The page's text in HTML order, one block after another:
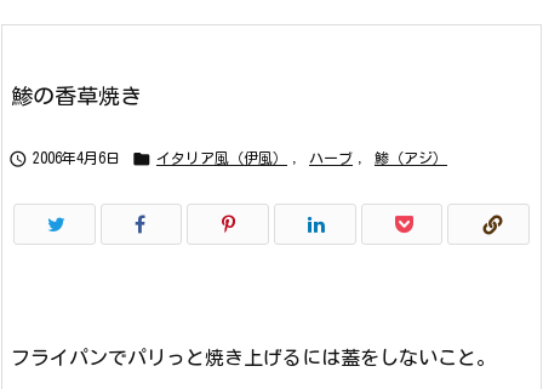
鯵の香草焼き
 2006年4月6日  イタリア風（伊風） ハーブ 鯵（アジ）
フライパンでパリっと焼き上げるには蓋をしないこと。